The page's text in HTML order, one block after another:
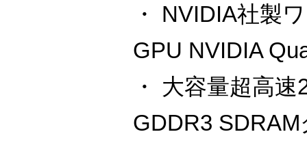
・ NVIDIA社製
GPU NVIDIA
・ 大容量超高
GDDR3